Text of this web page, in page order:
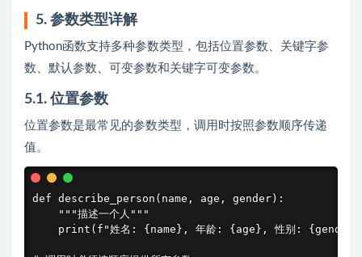
5. 参数类型详解
Python函数支持多种参数类型，包括位置参数、关键字参
数、默认参数、可变参数和关键字可变参数。
5.1. 位置参数
位置参数是最常见的参数类型，调用时按照参数顺序传递
值。
def describe_person(name, age, gender):
    """描述一个人"""
print(f"姓名: {name}, 年龄: {age}, 性别: